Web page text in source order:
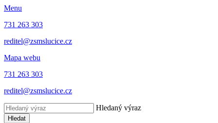
Menu
731 263 303
reditel@zsmslucice.cz
Mapa webu
731 263 303
reditel@zsmslucice.cz
Hledaný výraz
Hledat